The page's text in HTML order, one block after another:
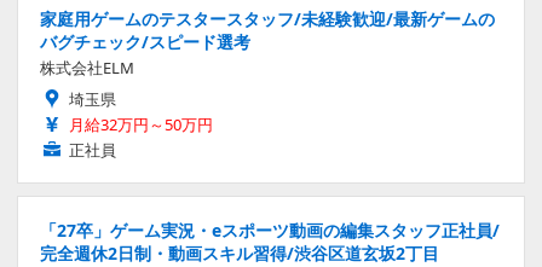
家庭用ゲームのテスタースタッフ/未経験歓迎/最新ゲームの
バグチェック/スピード選考
株式会社ELM
埼玉県
月給32万円～50万円
正社員
「27卒」ゲーム実況・eスポーツ動画の編集スタッフ正社員/
完全週休2日制・動画スキル習得/渋谷区道玄坂2丁目